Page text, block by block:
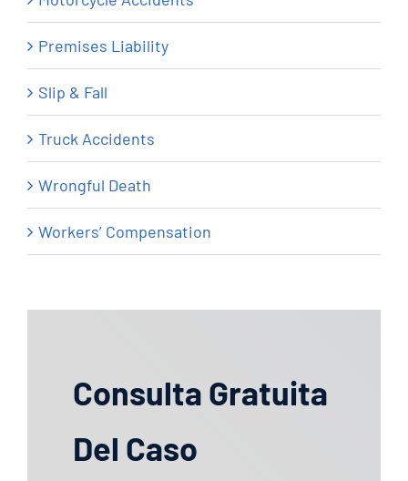
Premises Liability
Slip & Fall
Truck Accidents
Wrongful Death
Workers’ Compensation
Consulta Gratuita
Del Caso